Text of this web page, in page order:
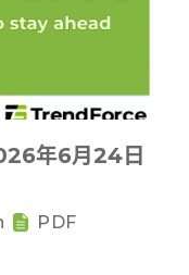
年6月24日
PDF